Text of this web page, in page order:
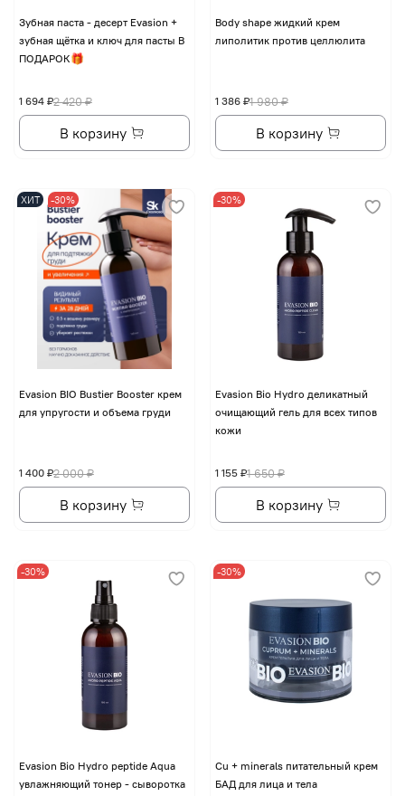
Зубная паста - десерт Evasion +
зубная щётка и ключ для пасты В
ПОДАРОК🎁
2 420 ₽
1 694 ₽
В корзину
Body shape жидкий крем
липолитик против целлюлита
1 980 ₽
1 386 ₽
В корзину
ХИТ -30%
Evasion BIO Bustier Booster крем
для упругости и объема груди
2 000 ₽
1 400 ₽
В корзину
-30%
Evasion Bio Hydro деликатный
очищающий гель для всех типов
кожи
1 650 ₽
1 155 ₽
В корзину
-30%
Evasion Bio Hydro peptide Aqua
увлажняющий тонер - сыворотка
-30%
Cu + minerals питательный крем
БАД для лица и тела